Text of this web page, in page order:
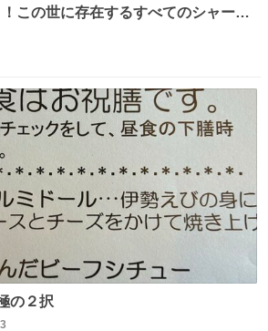
この世に存在するすべてのシャーロ
トソン」と喋ってもらうためのアク
の２択